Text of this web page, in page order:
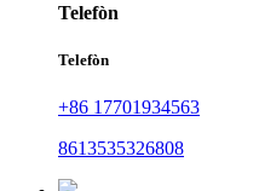
Telefòn
Telefòn
+86 17701934563
8613535326808